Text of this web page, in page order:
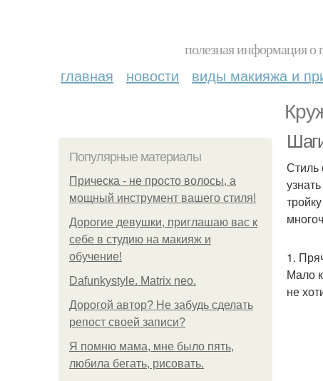
полезная информация о
главная новости виды макияжа и
Популярные материалы
Прическа - не просто волосы, а
мощный инструмент вашего стиля!
Дорогие девушки, приглашаю вас к
себе в студию на макияж и
обучение!
Dafunkystyle. Matrix neo.
Дорогой автор? Не забудь сделать
репост своей записи?
Я помню мама, мне было пять,
любила бегать, рисовать.
Стиль
1.
Мало
не